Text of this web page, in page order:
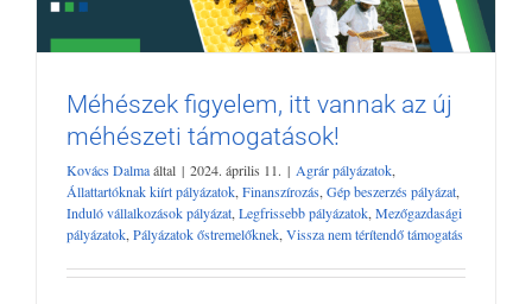
Méhészek figyelem, itt vannak az új
méhészeti támogatások!
Agrár pályázatok Állattartóknak kiírt pályázatok Finanszírozás Gép
beszerzés pályázat Induló vállalkozások pályázat Legfrissebb
pályázatok Mezőgazdasági pályázatok Pályázatok őstremelőknek
Méhészek figyelem, itt vannak az új
méhészeti támogatások!
Kovács Dalmaáltal | 2024. április 11. | Agrár pályázatok
Állattartóknak kiírt pályázatok Finanszírozás Gép beszerzés pályázat
Induló vállalkozások pályázat Legfrissebb pályázatok Mezőgazdasági
pályázatok Pályázatok őstremelőknek Vissza nem térítendő támogatás